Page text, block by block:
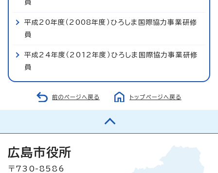
員
平成20年度（2008年度）ひろしま国際協力事業研修
員
平成24年度（2012年度）ひろしま国際協力事業研修
員
前のページへ戻る トップページへ戻る
広島市役所
〒730-8586